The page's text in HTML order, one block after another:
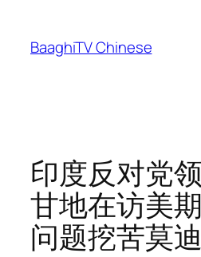
content
BaaghiTV Chinese
印度反对党
甘地在访美
问题挖苦莫迪